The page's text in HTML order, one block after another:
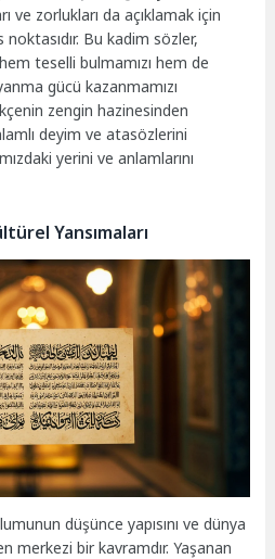
ve zorlukları da açıklamak için
Bu kadim sözler,
teselli bulmamızı hem de
gücü kazanmamızı
zengin hazinesinden
deyim ve atasözlerini
yerini ve anlamlarını
Yansımaları
düşünce yapısını ve dünya
merkezi bir kavramdır. Yaşanan